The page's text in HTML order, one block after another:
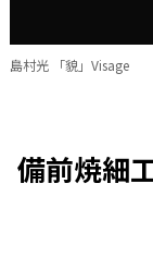
備前焼細
島村光 「貌」Visage